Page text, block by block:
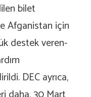
bilet
Afganistan için
destek veren-
DEC ayrıca,